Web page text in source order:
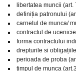
libertatea muncii (art.
definiția patronului
carnetul de munca/
contractul de
forma contractului
drepturile si
perioada de proba
timpul de munca